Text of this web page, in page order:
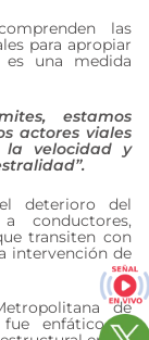
las
para apropiar
es una medida
estamos
actores viales
la velocidad y
deterioro del
conductores,
transiten con
intervención de
de
enfático al